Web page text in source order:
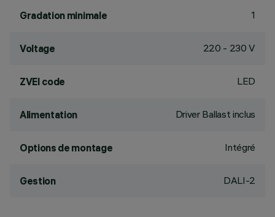
Gradation minimale 1
Voltage 220 - 230 V
ZVEI code LED
Alimentation Driver Ballast inclus
Options de montage Intégré
Gestion DALI-2